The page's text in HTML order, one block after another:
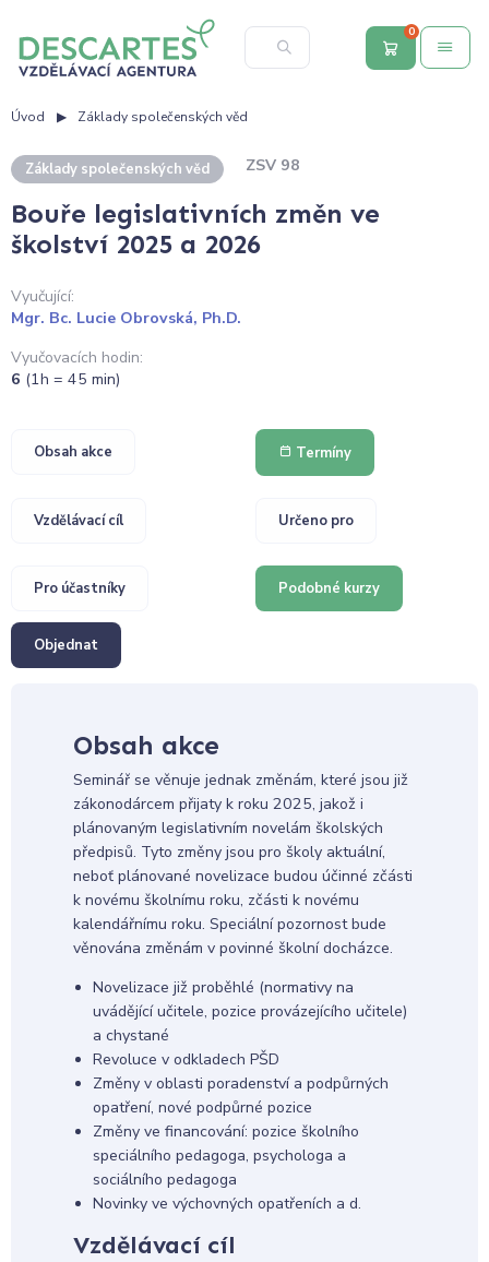
0
Úvod Základy společenských věd
Základy společenských věd ZSV 98
Bouře legislativních změn ve
školství 2025 a 2026
Vyučující:
Mgr. Bc. Lucie Obrovská, Ph.D.
Vyučovacích hodin:
6 (1h = 45 min)
Obsah akce Termíny
Vzdělávací cíl Určeno pro
Pro účastníky Podobné kurzy
Objednat
Obsah akce
Seminář se věnuje jednak změnám, které jsou již
zákonodárcem přijaty k roku 2025, jakož i
plánovaným legislativním novelám školských
předpisů. Tyto změny jsou pro školy aktuální,
neboť plánované novelizace budou účinné zčásti
k novému školnímu roku, zčásti k novému
kalendářnímu roku. Speciální pozornost bude
věnována změnám v povinné školní docházce.
Novelizace již proběhlé (normativy na
uvádějící učitele, pozice provázejícího učitele)
a chystané
Revoluce v odkladech PŠD
Změny v oblasti poradenství a podpůrných
opatření, nové podpůrné pozice
Změny ve financování: pozice školního
speciálního pedagoga, psychologa a
sociálního pedagoga
Novinky ve výchovných opatřeních a d.
Vzdělávací cíl